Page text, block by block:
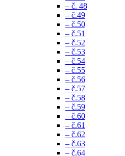
– č. 48
– č.49
– č.50
– č.51
– č.52
– č.53
– č.54
– č.55
– č.56
– č.57
– č.58
– č.59
– č.60
– č.61
– č.62
– č.63
– č.64